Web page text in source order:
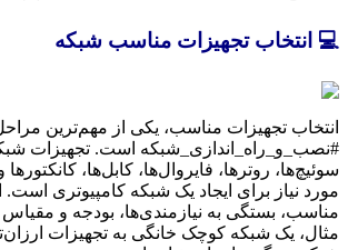
💻 انتخاب تجهیزات مناسب شبکه
انتخاب تجهیزات مناسب، یکی از مهم‌ترین
#نصب_و_راه_اندازی_شبکه است. تجهیزات
سوئیچ‌ها، روترها، فایروال‌ها، کابل‌ها،
مورد نیاز برای ایجاد یک شبکه کامپیوتری است.
مناسب، بستگی به نیازمندی‌ها، بودجه و
مثال، یک شبکه کوچک خانگی به تجهیزات